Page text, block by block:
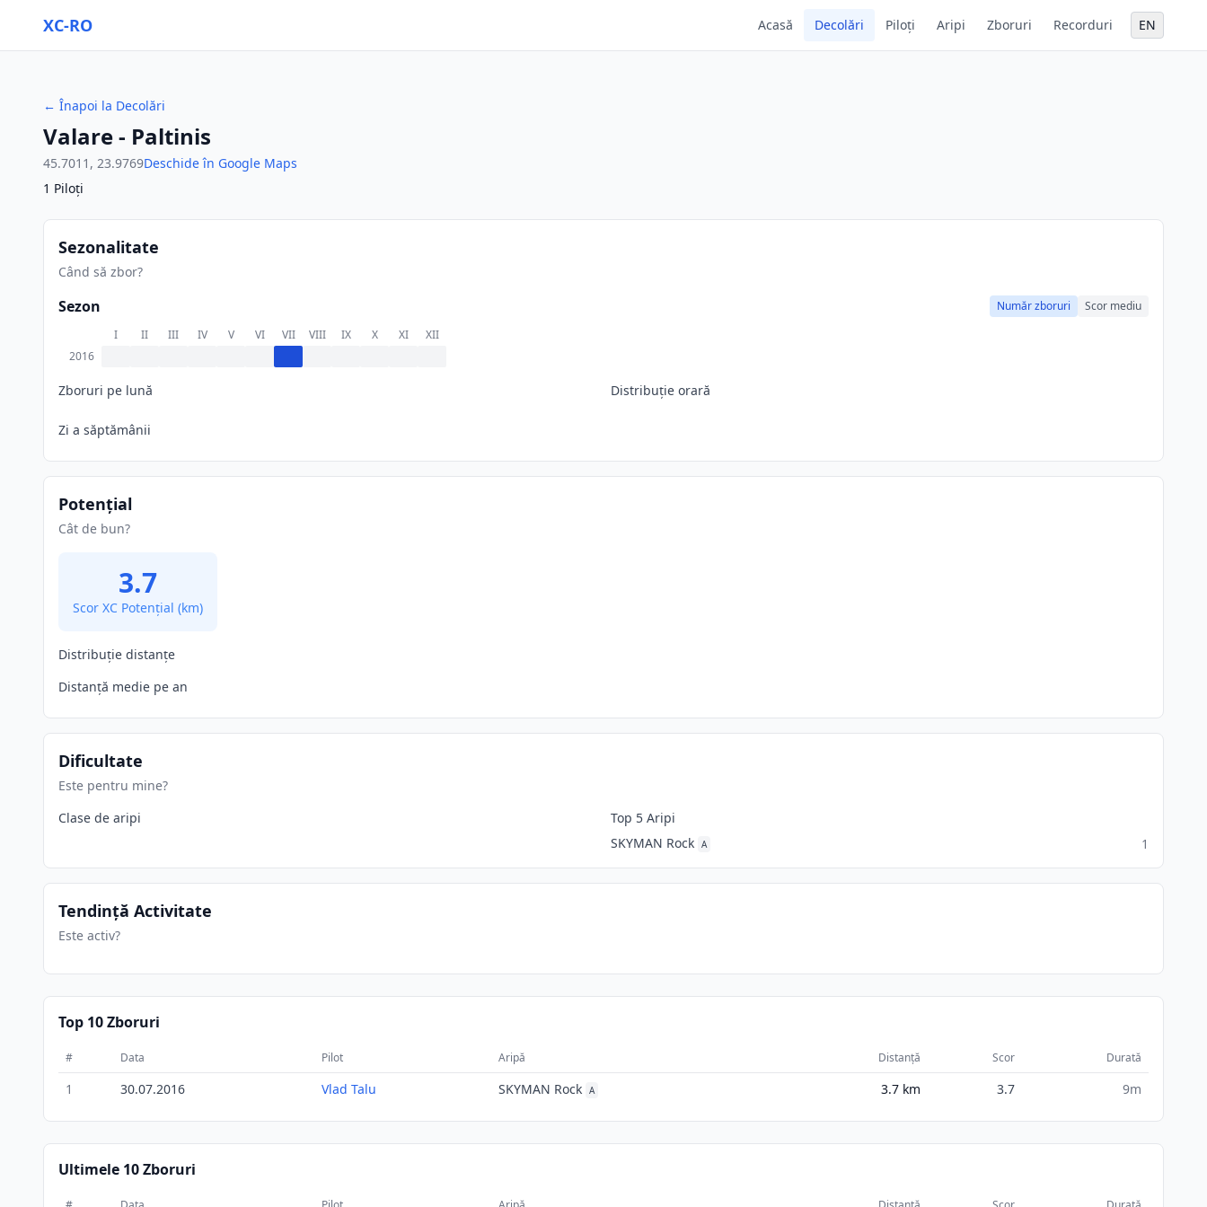
XC-RO Acasă Decolări Piloți Aripi Zboruri Recorduri EN
← Înapoi la Decolări
Valare - Paltinis
45.7011 , 23.9769Deschide în Google Maps
1 Piloți
Sezonalitate
Când să zbor?
Sezon Număr zboruri
Scor mediu
I
II III IV V VI VII VIII IX X XI
XII
2016
Zboruri pe lună Distribuție orară
Zi a săptămânii
Potențial
Cât de bun?
3.7
Scor XC Potențial (km)
Distribuție distanțe
Distanță medie pe an
Dificultate
Este pentru mine?
Clase de aripi
Top 5 Aripi
SKYMAN Rock A 1
Tendință Activitate
Este activ?
Top 10 Zboruri
# Data Pilot Aripă Distanță Scor Durată
1 30.07.2016 Vlad Talu SKYMAN Rock A 3.7 km 3.7 9m
Ultimele 10 Zboruri